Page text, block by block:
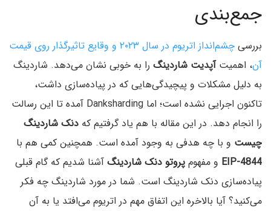
جمع‌بندی
بررسی چشم‌انداز اتریوم در سال ۲۰۲۳ و وقایع تاثیرگذار روی قیمت
آن، اهمیتآپدیت شاردینگ را به خوبی نشان می‌دهد. شاردینگ
به دلیل مشکلات و پیچیدگی‌هایی که در پیاده‌سازی داشت،
تاکنون اجرایی نشده است؛ اما Danksharding آمده تا این رسالت
را انجام دهد. در این مقاله با هم یاد گرفتیم که دنک شاردینگ
چیست و با چه هدفی به وجود آمده است. همچنین کمی هم با
EIP-4844 و مفهوم پروتو دنک شاردینگ آشنا شدیم که گام قبلی
پیاده‌سازی دنک شاردینگ است. شما در مورد شاردینگ چه فکر
می‌کنید؟ آیا بالاخره این اتفاق مهم در اتریوم می‌افتد یا به آن